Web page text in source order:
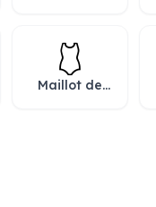
🩱
Maillot de